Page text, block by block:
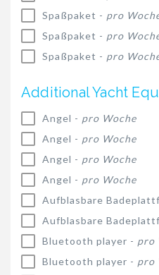
Spaßpaket - pro
Spaßpaket - pro
Spaßpaket - pro
Additional Yacht
Angel - pro Woche
Angel - pro Woche
Angel - pro Woche
Angel - pro Woche
Aufblasbare
Aufblasbare
Bluetooth player - pro
Bluetooth player - pro